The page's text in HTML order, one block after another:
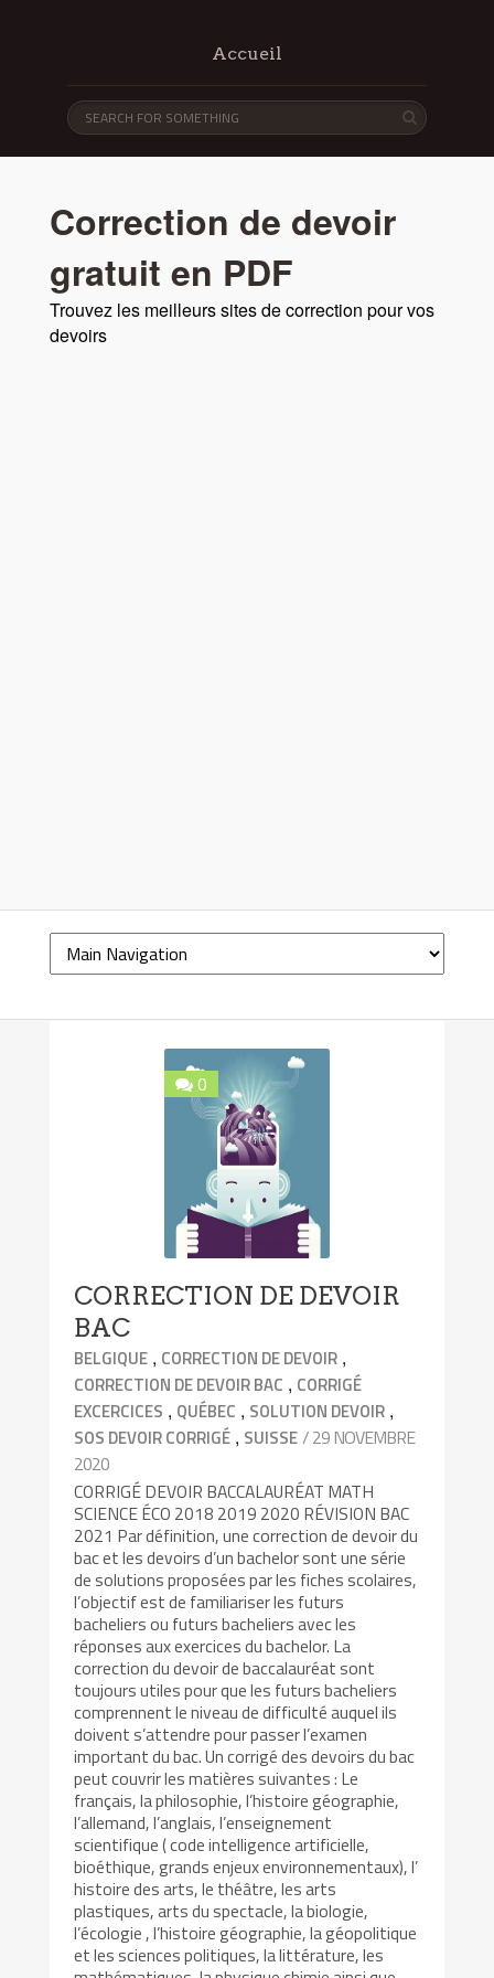
Accueil
Correction de devoir
gratuit en PDF
Trouvez les meilleurs sites de correction pour vos
devoirs
0
CORRECTION DE DEVOIR
BAC
BELGIQUE , CORRECTION DE DEVOIR ,
CORRECTION DE DEVOIR BAC , CORRIGÉ
EXCERCICES , QUÉBEC , SOLUTION DEVOIR ,
SOS DEVOIR CORRIGÉ , SUISSE/ 29 NOVEMBRE
2020
CORRIGÉ DEVOIR BACCALAURÉAT MATH
SCIENCE ÉCO 2018 2019 2020 RÉVISION BAC
2021 Par définition, une correction de devoir du
bac et les devoirs d’un bachelor sont une série
de solutions proposées par les fiches scolaires,
l’objectif est de familiariser les futurs
bacheliers ou futurs bacheliers avec les
réponses aux exercices du bachelor. La
correction du devoir de baccalauréat sont
toujours utiles pour que les futurs bacheliers
comprennent le niveau de difficulté auquel ils
doivent s’attendre pour passer l’examen
important du bac. Un corrigé des devoirs du bac
peut couvrir les matières suivantes : Le
français, la philosophie, l’histoire géographie,
l’allemand, l’anglais, l’enseignement
scientifique ( code intelligence artificielle,
bioéthique, grands enjeux environnementaux), l’
histoire des arts, le théâtre, les arts
plastiques, arts du spectacle, la biologie,
l’écologie , l’histoire géographie, la géopolitique
et les sciences politiques, la littérature, les